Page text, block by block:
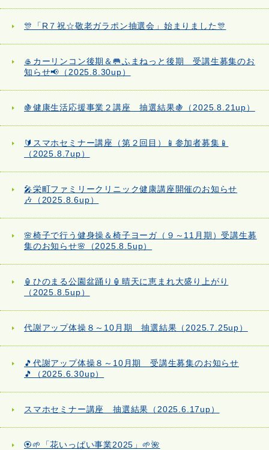
🎊「R７祝☆敬老ガラポン抽選会」始まりました🎊
🥌カーリンコン後期＆🥅ふまねっと後期 受講生募集のお
知らせ📢（2025.8.30up）
🍇健康生活応援事業２講座 抽選結果🍇（2025.8.21up）
🔰スマホセミナー講座（第２回目）📱参加者募集📱
（2025.8.7up）
🎤栄町ファミリークリニック健康講座開催のお知らせ
🎶（2025.8.6up）
🌸椅子で行う健身操＆椅子ヨーガ（９～11月期）受講生募
集のお知らせ🌸（2025.8.5up）
🏮ひのまる公園盆踊り🏮晴天に恵まれ大盛り上がり
（2025.8.5up）
代謝アップ体操８～10月期 抽選結果（2025.7.25up）
🎵代謝アップ体操８～10月期 受講生募集のお知らせ
🎵（2025.6.30up）
スマホセミナー講座 抽選結果（2025.6.17up）
🏵️🌱「花いっぱい事業2025」🌱🌺